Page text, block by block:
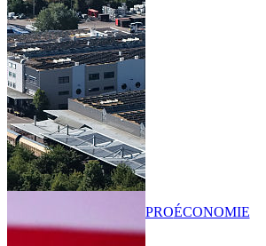
PROÉCONOMIE